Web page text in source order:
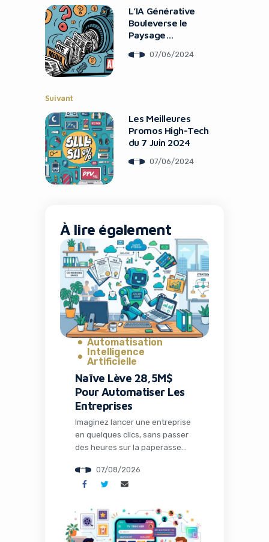
L’IA Générative
Bouleverse le
Paysage
Français07/06/2024
Suivant
Les Meilleures
Promos High-Tech
du 7 Juin 2024
07/06/2024
À lire également
Automatisation
Intelligence
Artificielle
Naïve Lève 28,5M$
Pour Automatiser Les
Entreprises
Imaginez lancer une entreprise
en quelques clics, sans passer
des heures sur la paperasse
des outils ou la recherche de
solutions techniques. C’est
Naïve, une startup qui vient de
lever 28,5 millions de dollars
pour transformer radicalement
07/08/2026
using an ad-blocker!
Yes, I will turn off Ad-Blocker
No Thanks